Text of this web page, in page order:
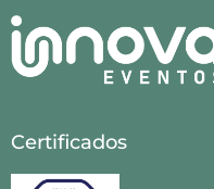
Certificados